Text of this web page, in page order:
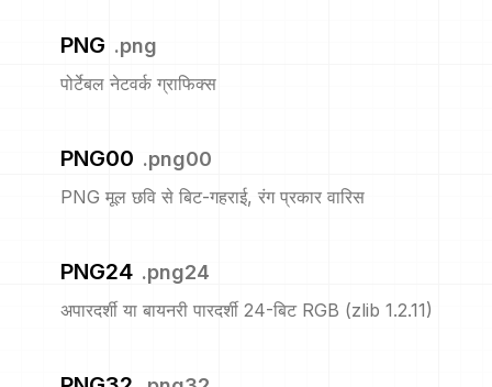
PNG .png
पोर्टेबल नेटवर्क ग्राफिक्स
PNG00 .png00
PNG मूल छवि से बिट-गहराई, रंग प्रकार वारिस
PNG24 .png24
अपारदर्शी या बायनरी पारदर्शी 24-बिट RGB (zlib 1.2.11)